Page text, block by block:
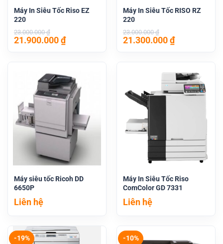
Máy In Siêu Tốc Riso EZ
220
23.000.000₫
Giá
21.900.000₫Giá
hiện
21.900.000 ₫.
Máy In Siêu Tốc RISO RZ
220
23.000.000₫
Giá
21.300.000₫Giá
hiện
21.300.000
Máy siêu tốc Ricoh DD
6650P
Liên hệ
Máy In Siêu Tốc Riso
ComColor GD 7331
Liên hệ
-19% -10%